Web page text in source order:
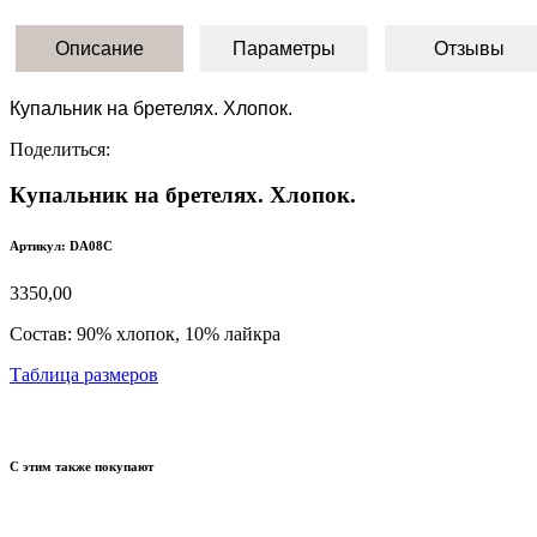
Описание Параметры Отзывы
Купальник на бретелях. Хлопок.
Поделиться:
Купальник на бретелях. Хлопок.
Артикул: DA08C
3350,00
Состав: 90% хлопок, 10% лайкра
Таблица размеров
С этим также покупают